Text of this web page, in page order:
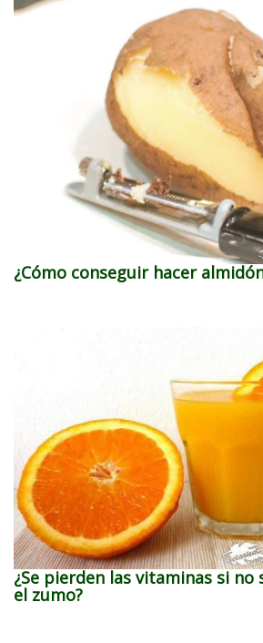
¿Cómo conseguir hacer
¿Se pierden las vitaminas si no
el zumo?